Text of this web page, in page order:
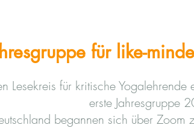
für like-
Lesekreis für kritische
erste Jahresgruppe
begannen sich über Zoom